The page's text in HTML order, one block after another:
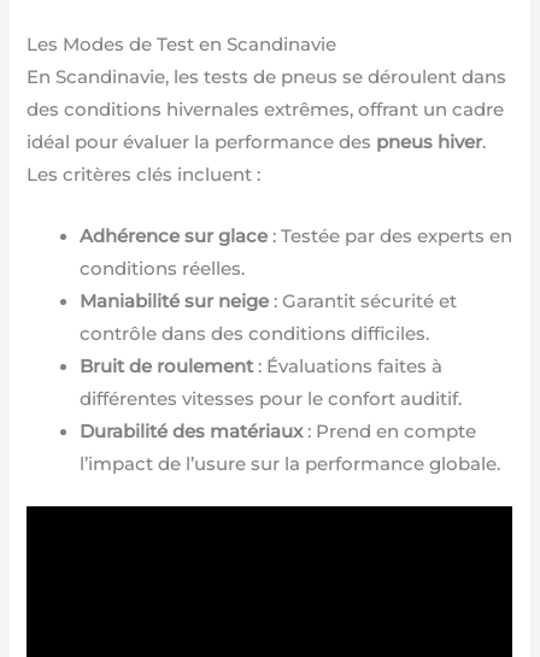
Les Modes de Test en Scandinavie
En Scandinavie, les tests de pneus se déroulent dans
des conditions hivernales extrêmes, offrant un cadre
idéal pour évaluer la performance des pneus hiver.
Les critères clés incluent :
Adhérence sur glace : Testée par des experts en
conditions réelles.
Maniabilité sur neige : Garantit sécurité et
contrôle dans des conditions difficiles.
Bruit de roulement : Évaluations faites à
différentes vitesses pour le confort auditif.
Durabilité des matériaux: Prend en compte
l’impact de l’usure sur la performance globale.